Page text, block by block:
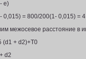
е)
0,015) = 800/200(1- 0,015) = 4
межосевое расстояние в
(d1 + d2)+Т0
d2